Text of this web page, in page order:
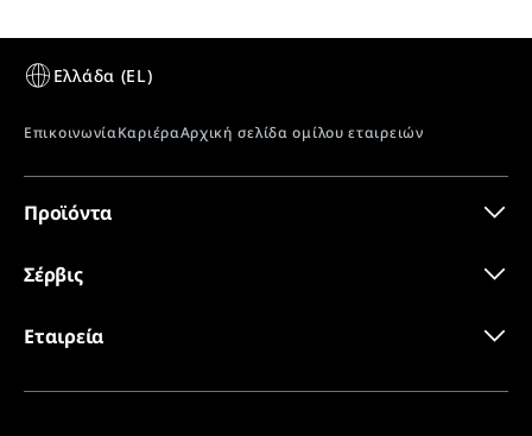
Αυτόματο κλείσιμο πόρτας - πολλαπλές
χρήσεις
Πρωτοποριακή πόρτα με πολλά πλεονεκτήματα:
Χάρη στον μηχανισμό αυτόματου κλεισίματος, η
πόρτα συμβάλλει στην εξοικονόμηση ενέργειας,
αποτρέπει την συμπύκνωση και παρέχει την
ανά πάσα στιγμή. Ο ανεφοδιασμός γίνεται γρήγορα
Αριθμός διακίνησης
Προϊόντα
Σέρβις
Εταιρεία